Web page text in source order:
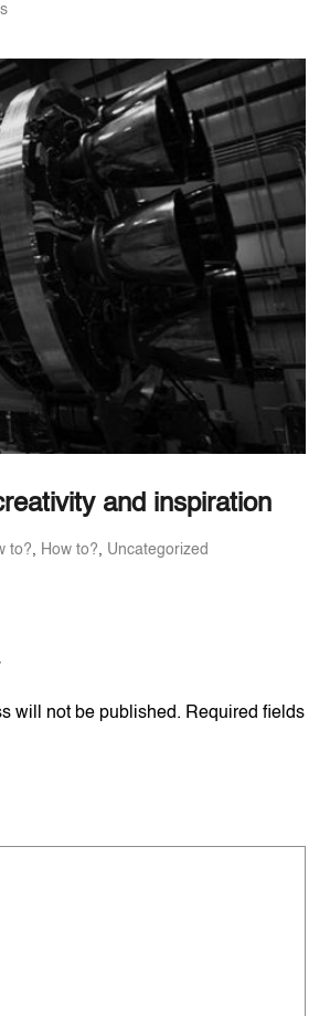
and inspiration
to?, How to?, Uncategorized
will not be published. Required fields